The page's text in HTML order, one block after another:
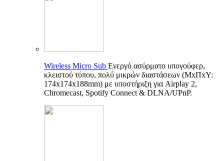
Wireless Micro Sub Ενεργό ασύρματο υπογούφερ,
κλειστού τύπου, πολύ μικρών διαστάσεων (ΜxΠxΥ:
174x174x188mm) με υποστήριξη για Airplay 2,
Chromecast, Spotify Connect & DLNA/UPnP.